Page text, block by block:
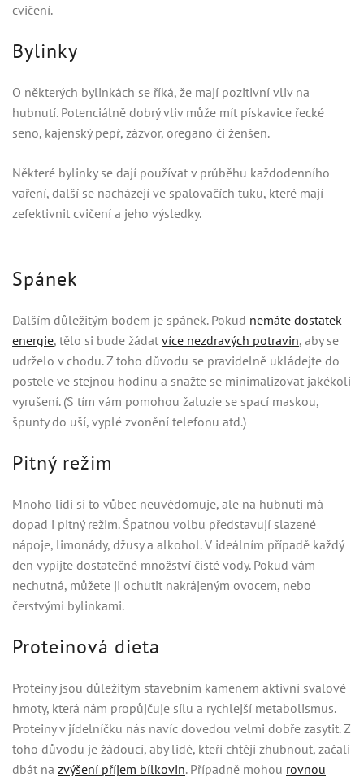
cvičení.
Bylinky
O některých bylinkách se říká, že mají pozitivní vliv na
hubnutí. Potenciálně dobrý vliv může mít pískavice řecké
seno, kajenský pepř, zázvor, oregano či ženšen.
Některé bylinky se dají používat v průběhu každodenního
vaření, další se nacházejí ve spalovačích tuku, které mají
zefektivnit cvičení a jeho výsledky.
Spánek
Dalším důležitým bodem je spánek. Pokud nemáte dostatek
energie, tělo si bude žádat více nezdravých potravin, aby se
udrželo v chodu. Z toho důvodu se pravidelně ukládejte do
postele ve stejnou hodinu a snažte se minimalizovat jakékoli
vyrušení. (S tím vám pomohou žaluzie se spací maskou,
špunty do uší, vyplé zvonění telefonu atd.)
Pitný režim
Mnoho lidí si to vůbec neuvědomuje, ale na hubnutí má
dopad i pitný režim. Špatnou volbu představují slazené
nápoje, limonády, džusy a alkohol. V ideálním případě každý
den vypijte dostatečné množství čisté vody. Pokud vám
nechutná, můžete ji ochutit nakrájeným ovocem, nebo
čerstvými bylinkami.
Proteinová dieta
Proteiny jsou důležitým stavebním kamenem aktivní svalové
hmoty, která nám propůjčuje sílu a rychlejší metabolismus.
Proteiny v jídelníčku nás navíc dovedou velmi dobře zasytit. Z
toho důvodu je žádoucí, aby lidé, kteří chtějí zhubnout, začali
dbát na zvýšení příjem bílkovin. Případně mohou rovnou